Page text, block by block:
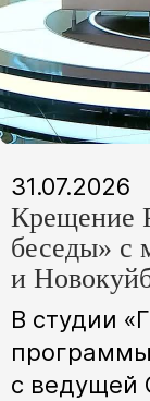
31.07.2026
Крещение
беседы» с
и
В студии
с ведущей